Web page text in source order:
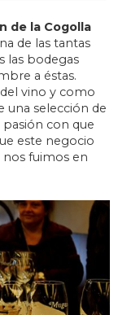
de la Cogolla
de las tantas
las bodegas
a éstas.
vino y como
una selección de
con que
este negocio
nos fuimos en